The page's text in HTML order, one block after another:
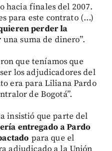
hacia finales del 2007.
para este contrato (…)
perder la
una suma de dinero”.
que teníamos que
los adjudicadores del
era para Liliana Pardo
de Bogotá”.
insistió que parte del
entregado a Pardo
para que el